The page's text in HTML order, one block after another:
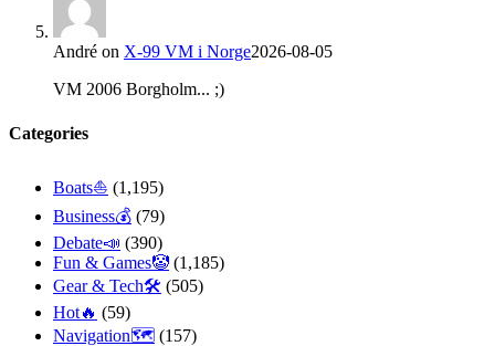
André on X-99 VM i Norge2026-08-05
VM 2006 Borgholm... ;)
Categories
Boats⛵️ (1,195)
Business💰 (79)
Debate📣 (390)
Fun & Games🤡 (1,185)
Gear & Tech🛠 (505)
Hot🔥 (59)
Navigation🗺 (157)